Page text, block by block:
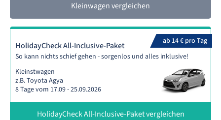
Kleinwagen vergleichen
ab 14 € pro Tag
HolidayCheck All-Inclusive-Paket
So kann nichts schief gehen - sorgenlos und alles inklusive!
Kleinstwagen
z.B. Toyota Agya
8 Tage vom 17.09 - 25.09.2026
HolidayCheck All-Inclusive-Paket vergleichen